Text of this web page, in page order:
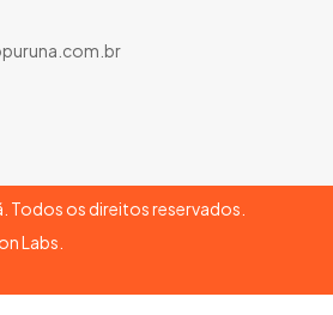
Todos os direitos reservados.
Labs